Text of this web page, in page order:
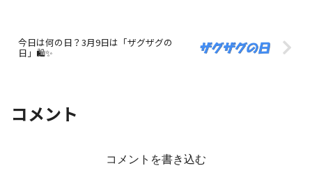
今日は何の日？3月9日は「ザグザグの
日」🛍️✨
コメント
コメントを書き込む